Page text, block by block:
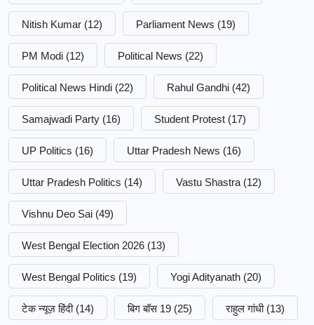
Nitish Kumar (12) Parliament News (19)
PM Modi (12) Political News (22)
Political News Hindi (22) Rahul Gandhi (42)
Samajwadi Party (16) Student Protest (17)
UP Politics (16) Uttar Pradesh News (16)
Uttar Pradesh Politics (14) Vastu Shastra (12)
Vishnu Deo Sai (49)
West Bengal Election 2026 (13)
West Bengal Politics (19) Yogi Adityanath (20)
टेक न्यूज़ हिंदी (14) बिग बॉस 19 (25) राहुल गांधी (13)